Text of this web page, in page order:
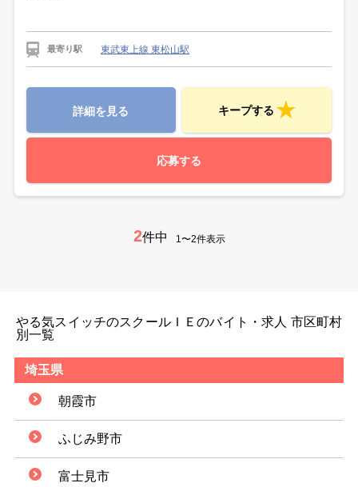
最寄り駅 東武東上線 東松山駅
詳細を見る キープする
応募する
2件中 1〜2件表示
やる気スイッチのスクールＩＥのバイト・求人 市区町村
別一覧
埼玉県
朝霞市
ふじみ野市
富士見市